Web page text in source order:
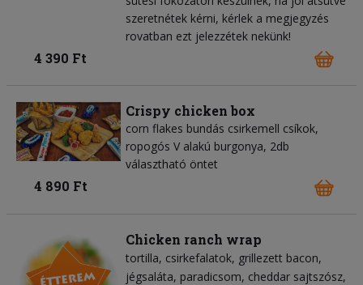
szeretnétek kérni, kérlek a megjegyzés
rovatban ezt jelezzétek nekünk!
4 390 Ft
Crispy chicken box
corn flakes bundás csirkemell csíkok,
ropogós V alakú burgonya, 2db
választható öntet
4 890 Ft
Chicken ranch wrap
tortilla csirkefalatok grillezett bacon
jégsaláta paradicsom cheddar sajtszósz